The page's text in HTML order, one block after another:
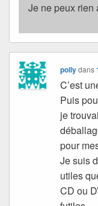
Je ne peux rien
pollydans
C’est
Puis
je
pour
Je suis
utiles
CD ou